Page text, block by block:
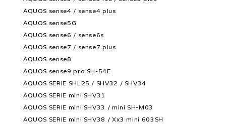
AQUOS sense4 / sense4 plus
AQUOS sense5G
AQUOS sense6 / sense6s
AQUOS sense7 / sense7 plus
AQUOS sense8
AQUOS sense9 pro SH-54E
AQUOS SERIE SHL25 / SHV32 / SHV34
AQUOS SERIE mini SHV31
AQUOS SERIE mini SHV33 / mini SH-M03
AQUOS SERIE mini SHV38 / Xx3 mini 603SH